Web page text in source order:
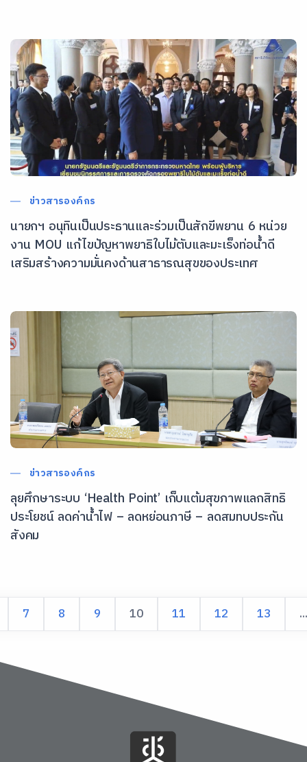
ข่าวสารองค์กร
นายกฯ อนุทินเป็นประธานและร่วมเป็นสักขีพยาน 6 หน่วย
งาน MOU แก้ไขปัญหาพยาธิใบไม้ตับและมะเร็งท่อน้ำดี
เสริมสร้างความมั่นคงด้านสาธารณสุขของประเทศ
ข่าวสารองค์กร
ลุยศึกษาระบบ ‘Health Point’ เก็บแต้มสุขภาพแลกสิทธิ
ประโยชน์ ลดค่าน้ำไฟ – ลดหย่อนภาษี – ลดสมทบประกัน
สังคม
7 8 9 10 11 12 13 ...